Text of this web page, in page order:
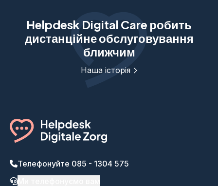
Helpdesk Digital Care робить
дистанційне обслуговування
ближчим
Наша історія
Телефонуйте 085 - 1304 575